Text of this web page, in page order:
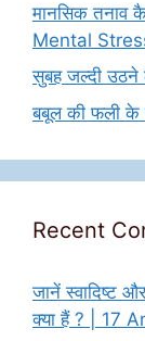
मानसिक
Mental
सुबह जल्दी
बबूल की फली के
Recent
जानें स्वादिष्ट
क्या हैं ? | 17